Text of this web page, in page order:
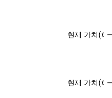
현재 가치( t
현재 가치( t